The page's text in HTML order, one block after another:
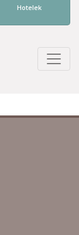
Hotelek